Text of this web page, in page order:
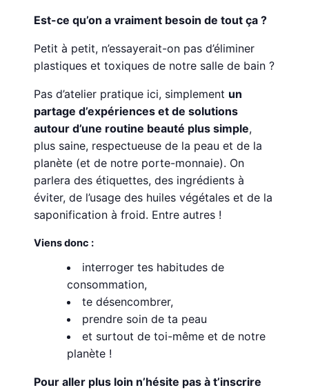
Est-ce qu’on a vraiment besoin de tout ça ?
Petit à petit, n’essayerait-on pas d’éliminer
plastiques et toxiques de notre salle de bain ?
Pas d’atelier pratique ici, simplement un
partage d’expériences et de solutions
autour d’une routine beauté plus simple,
plus saine, respectueuse de la peau et de la
planète (et de notre porte-monnaie). On
parlera des étiquettes, des ingrédients à
éviter, de l’usage des huiles végétales et de la
saponification à froid. Entre autres !
Viens donc :
interroger tes habitudes de
consommation,
te désencombrer,
prendre soin de ta peau
et surtout de toi-même et de notre
planète !
Pour aller plus loin n’hésite pas à t’inscrire